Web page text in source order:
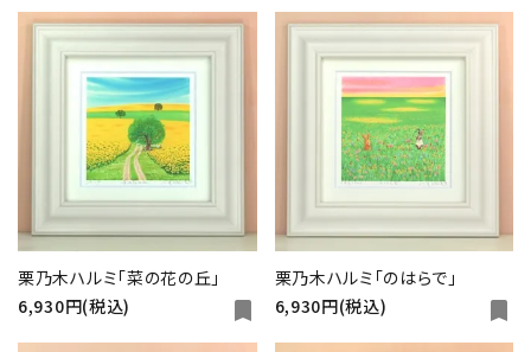
栗乃木ハルミ「菜の花の丘」
6,930円(税込)
bookmark
栗乃木ハルミ「のはらで」
6,930円(税込)
bookmark